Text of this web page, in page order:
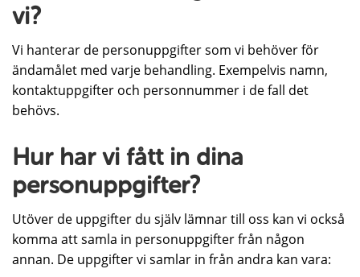
vi?
Vi hanterar de personuppgifter som vi behöver för
ändamålet med varje behandling. Exempelvis namn,
kontaktuppgifter och personnummer i de fall det
behövs.
Hur har vi fått in dina
personuppgifter?
Utöver de uppgifter du själv lämnar till oss kan vi också
komma att samla in personuppgifter från någon
annan. De uppgifter vi samlar in från andra kan vara: